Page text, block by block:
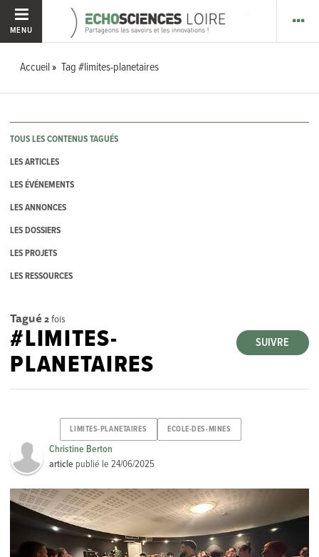
MENU
Accueil Tag #limites-planetaires
TOUS LES CONTENUS TAGUÉS
LES ARTICLES
LES ÉVÉNEMENTS
LES ANNONCES
LES DOSSIERS
LES PROJETS
LES RESSOURCES
Tagué 2fois
SUIVRE
#LIMITES-
PLANETAIRES
LIMITES-PLANETAIRES ECOLE-DES-MINES
Christine Berton
article publié le24/06/2025